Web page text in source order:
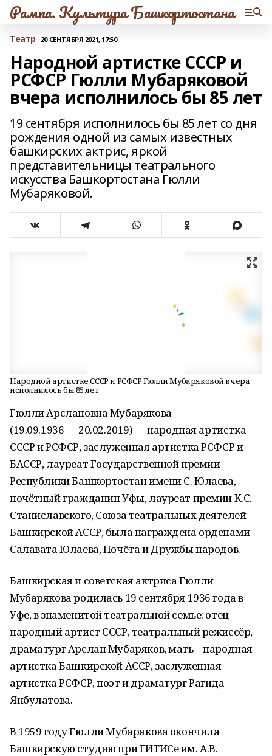
Рампа. Культура Башкортостана
Театр 20 СЕНТЯБРЯ 2021, 17:50
Народной артистке СССР и
РСФСР Гюлли Мубаряковой
вчера исполнилось бы 85 лет
19 сентября исполнилось бы 85 лет со дня
рождения одной из самых известных
башкирских актрис, яркой
представительницы театрального
искусства Башкортостана Гюлли
Мубаряковой.
Народной артистке СССР и РСФСР Гюлли Мубаряковой вчера
исполнилось бы 85 лет
Гюлли Арслановна Мубарякова
(19.09.1936 — 20.02.2019) — народная артистка
СССР и РСФСР, заслуженная артистка РСФСР и
БАССР, лауреат Государственной премии
Республики Башкортостан имени С. Юлаева,
почётный гражданин Уфы, лауреат премии К.С.
Станиславского, Союза театральных деятелей
Башкирской АССР, была награждена орденами
Салавата Юлаева, Почёта и Дружбы народов.
Башкирская и советская актриса Гюлли
Мубарякова родилась 19 сентября 1936 года в
Уфе, в знаменитой театральной семье: отец –
народный артист СССР, театральный режиссёр,
драматург Арслан Мубаряков, мать – народная
артистка Башкирской АССР, заслуженная
артистка РСФСР, поэт и драматург Рагида
Янбулатова.
В 1959 году Гюлли Мубарякова окончила
Башкирскую студию при ГИТИСе им. А.В.